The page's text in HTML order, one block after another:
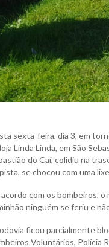
sexta-feira, dia 3, em
Linda Linda, em São
do Caí, colidiu na
se chocou com uma
com os bombeiros,
ninguém se feriu e
ficou parcialmente
Voluntários, Polícia